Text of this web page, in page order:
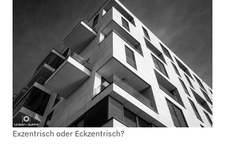
Exzentrisch oder Eckzentrisch?